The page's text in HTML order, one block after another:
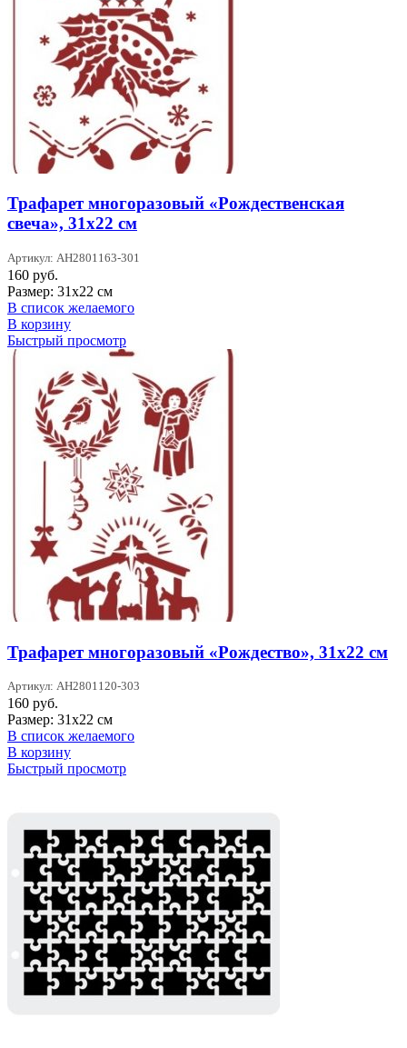
Трафарет многоразовый «Рождественская
свеча», 31х22 см
Артикул: AH2801163-301
160 руб.
Размер: 31х22 см
В список желаемого
В корзину
Быстрый просмотр
Трафарет многоразовый «Рождество», 31х22 см
Артикул: AH2801120-303
160 руб.
Размер: 31х22 см
В список желаемого
В корзину
Быстрый просмотр